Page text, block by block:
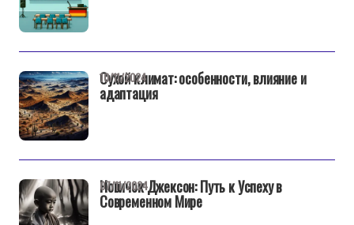
Сухой климат: особенности, влияние и
адаптация
10/11/2024
Новичок Джексон: Путь к Успеху в
Современном Мире
07/11/2024